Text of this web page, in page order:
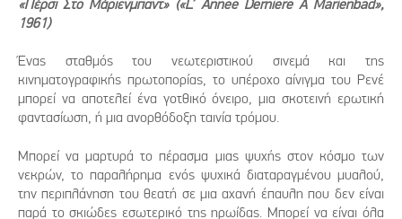
«Πέρσι Στο Μάριενμπαντ» («L’ Annee Derniere A Marienbad»,
1961)
Ένας σταθμός του νεωτεριστικού σινεμά και της
κινηματογραφικής πρωτοπορίας, το υπέροχο αίνιγμα του Ρενέ
μπορεί να αποτελεί ένα γοτθικό όνειρο, μια σκοτεινή ερωτική
φαντασίωση, ή μια ανορθόδοξη ταινία τρόμου.
Μπορεί να μαρτυρά το πέρασμα μιας ψυχής στον κόσμο των
νεκρών, το παραλήρημα ενός ψυχικά διαταραγμένου μυαλού,
την περιπλάνηση του θεατή σε μια αχανή έπαυλη που δεν είναι
παρά το σκιώδες εσωτερικό της ηρωίδας. Μπορεί να είναι όλα